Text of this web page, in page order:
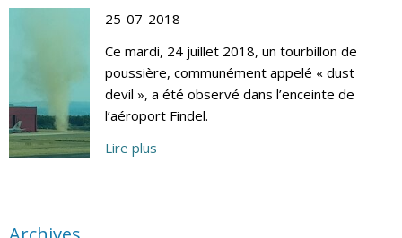
25-07-2018
Ce mardi, 24 juillet 2018, un tourbillon de
poussière, communément appelé « dust
devil », a été observé dans l’enceinte de
l’aéroport Findel.
Lire plus